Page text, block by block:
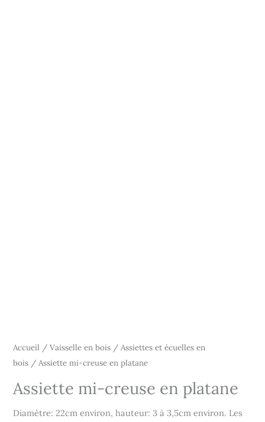
Accueil /Vaisselle en bois /Assiettes et écuelles en
bois / Assiette mi-creuse en platane
Assiette mi-creuse en platane
Diamètre: 22cm environ, hauteur: 3 à 3,5cm environ. Les